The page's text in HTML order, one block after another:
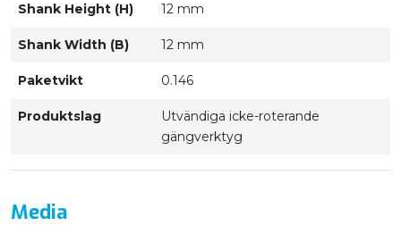
Shank Height (H) 12 mm
Shank Width (B) 12 mm
Paketvikt 0.146
Produktslag
Utvändiga icke-roterande
gängverktyg
Media